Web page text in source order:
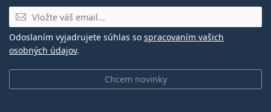
E-mail
Chcem novinky
Odoslaním vyjadrujete súhlas so spracovaním vašich
osobných údajov.